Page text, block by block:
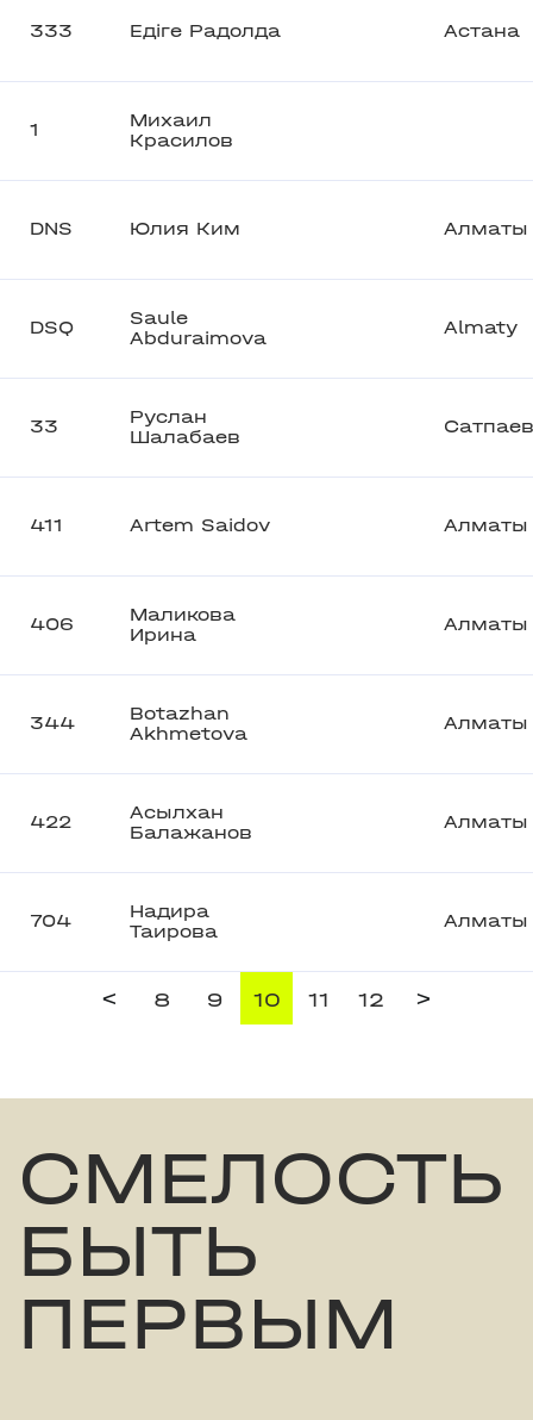
333 Едіге Радолда Астана
1
Михаил
Красилов
DNS Юлия Ким Алматы
DSQ
Saule
Abduraimova
Almaty
33
Руслан
Шалабаев
Сатпаев
411 Artem Saidov Алматы
406
Маликова
Ирина
Алматы
344
Botazhan
Akhmetova
Алматы
422
Асылхан
Балажанов
Алматы
704
Надира
Таирова
Алматы
< 8 9 10 11 12 >
СМЕЛОСТЬ
БЫТЬ
ПЕРВЫМ